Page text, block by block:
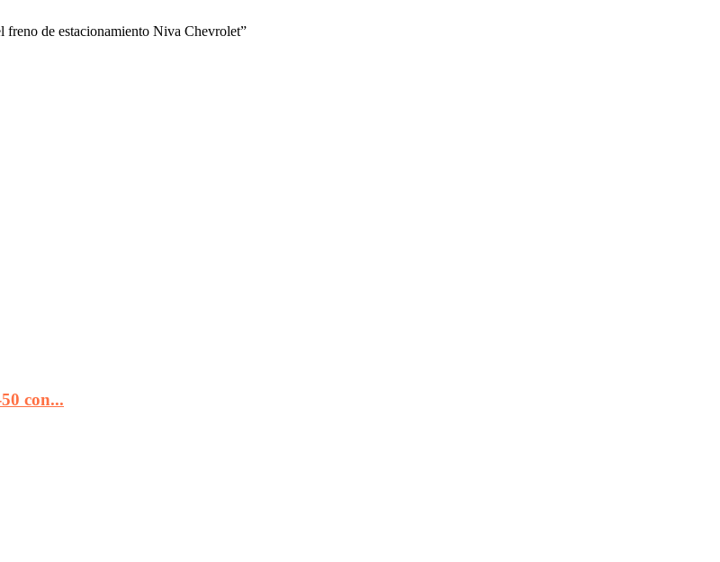
freno de estacionamiento Niva Chevrolet”
con...